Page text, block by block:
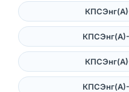
КПСЭнг(А)-
КПСЭнг(А)-